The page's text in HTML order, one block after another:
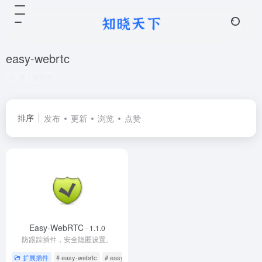
easy-webrtc
排序 发布 更新 浏览 点赞
Easy-WebRTC- 1.1.0
防跟踪插件，安全隐匿设置。
扩展插件 # easy-webrtc # easy-webrtc-block